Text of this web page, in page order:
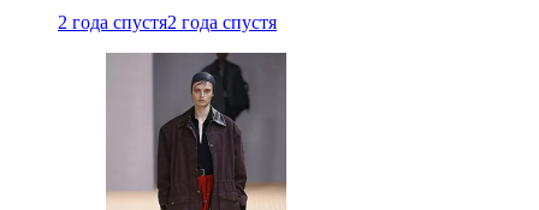
2 года спустя2 года спустя